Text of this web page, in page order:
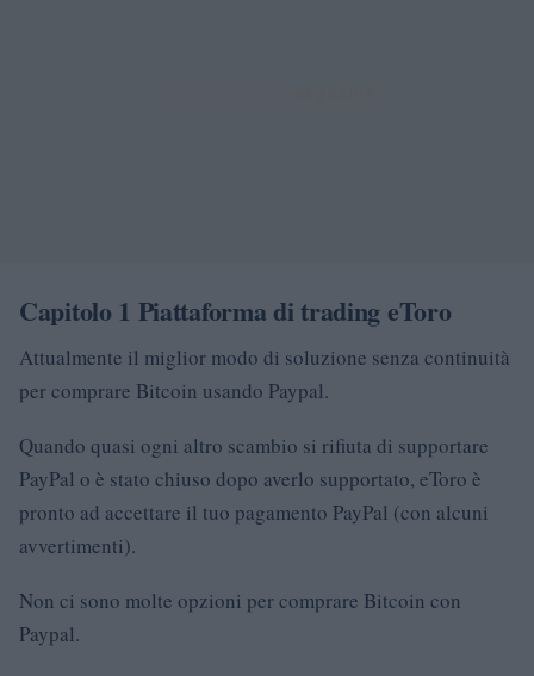
Capitolo 1 Piattaforma di trading eToro
Attualmente il miglior modo di soluzione senza continuità
per comprare Bitcoin usando Paypal.
Quando quasi ogni altro scambio si rifiuta di supportare
PayPal o è stato chiuso dopo averlo supportato, eToro è
pronto ad accettare il tuo pagamento PayPal (con alcuni
avvertimenti).
Non ci sono molte opzioni per comprare Bitcoin con
Paypal.